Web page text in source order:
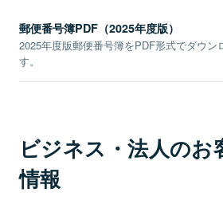
郵便番号簿PDF（2025年度版）
2025年度版郵便番号簿をPDF形式でダウン
す。
ビジネス・法人のお
情報